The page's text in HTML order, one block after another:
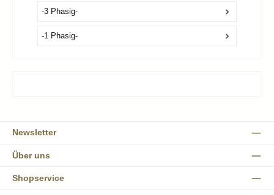
-3 Phasig-
-1 Phasig-
Newsletter
Über uns
Shopservice